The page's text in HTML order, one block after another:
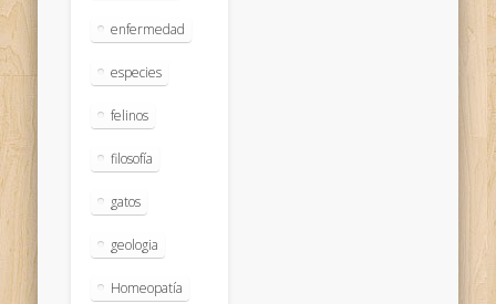
enfermedad
especies
felinos
filosofía
gatos
geologia
Homeopatía